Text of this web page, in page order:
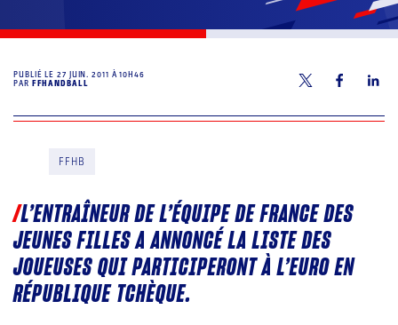
PUBLIÉ LE27 JUIN. 2011 À 10H46
PAR FFHANDBALL
FFHB
L’ENTRAÎNEUR DE L’ÉQUIPE DE FRANCE DES
JEUNES FILLES A ANNONCÉ LA LISTE DES
JOUEUSES QUI PARTICIPERONT À L’EURO EN
RÉPUBLIQUE TCHÈQUE.